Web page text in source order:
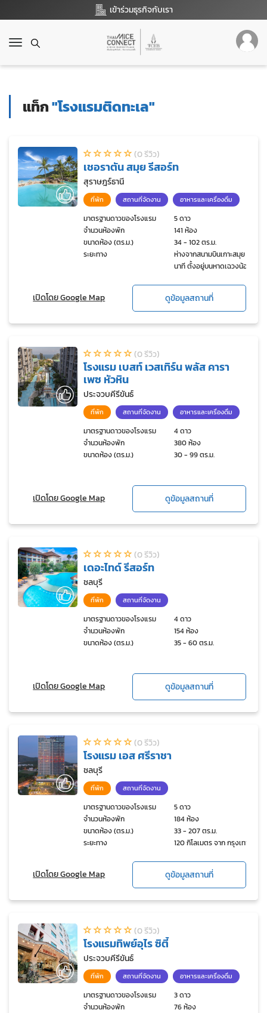
เข้าร่วมธุรกิจกับเรา
T
g
v
g
a
แท็ก"โรงแรมติดทะเล"
(0 รีวิว)
เชอราตัน สมุย รีสอร์ท
สุราษฎร์ธานี
ที่พัก สถานที่จัดงาน อาหารและเครื่องดื่ม
มาตรฐานดาวของโรงแรม
5 ดาว
จำนวนห้องพัก
141 ห้อง
ขนาดห้อง (ตร.ม.)
34 - 102 ตร.ม.
ระยะทาง
ห่างจากสนามบินเกาะสมุย 15
นาที ตั้งอยู่บนหาดเฉวงน้อย
เปิดโดย Google Map ดูข้อมูลสถานที่
(0 รีวิว)
โรงแรม เบสท์ เวสเทิร์น พลัส คารา
เพซ หัวหิน
ประจวบคีรีขันธ์
ที่พัก สถานที่จัดงาน อาหารและเครื่องดื่ม
มาตรฐานดาวของโรงแรม
4 ดาว
จำนวนห้องพัก
380 ห้อง
ขนาดห้อง (ตร.ม.)
30 - 99 ตร.ม.
เปิดโดย Google Map ดูข้อมูลสถานที่
(0 รีวิว)
เดอะไทด์ รีสอร์ท
ชลบุรี
ที่พัก สถานที่จัดงาน
มาตรฐานดาวของโรงแรม
4 ดาว
จำนวนห้องพัก
154 ห้อง
ขนาดห้อง (ตร.ม.)
35 - 60 ตร.ม.
เปิดโดย Google Map ดูข้อมูลสถานที่
(0 รีวิว)
โรงแรม เอส ศรีราชา
ชลบุรี
ที่พัก สถานที่จัดงาน
มาตรฐานดาวของโรงแรม
5 ดาว
จำนวนห้องพัก
184 ห้อง
ขนาดห้อง (ตร.ม.)
33 - 207 ตร.ม.
ระยะทาง
120 กิโลเมตร จาก กรุงเทพฯ
เปิดโดย Google Map ดูข้อมูลสถานที่
(0 รีวิว)
โรงแรมทิพย์อุไร ซิตี้
ประจวบคีรีขันธ์
ที่พัก สถานที่จัดงาน อาหารและเครื่องดื่ม
มาตรฐานดาวของโรงแรม
3 ดาว
จำนวนห้องพัก
76 ห้อง